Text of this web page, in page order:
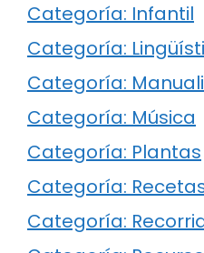
Categoría: Infantil
Categoría:
Categoría:
Categoría: Música
Categoría: Plantas
Categoría:
Categoría: